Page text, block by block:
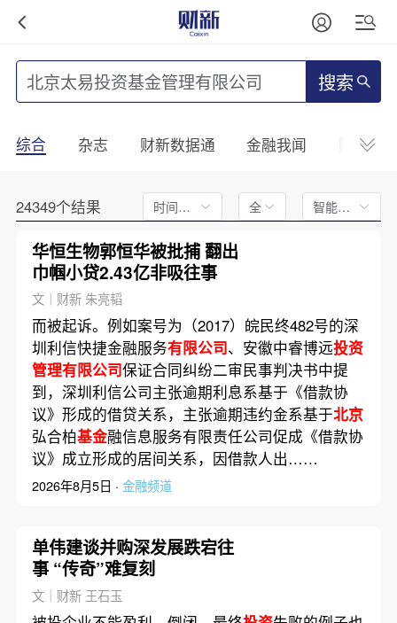
搜索
综合 杂志 财新数据通 金融我闻 财新
24349个结果 时间不限 全文 智能排序
华恒生物郭恒华被批捕 翻出
巾帼小贷2.43亿非吸往事
文｜财新 朱亮韬
而被起诉。例如案号为（2017）皖民终482号的深
圳利信快捷金融服务有限公司、安徽中睿博远投资
管理有限公司保证合同纠纷二审民事判决书中提
到，深圳利信公司主张逾期利息系基于《借款协
议》形成的借贷关系，主张逾期违约金系基于北京
弘合柏基金融信息服务有限责任公司促成《借款协
议》成立形成的居间关系，因借款人出……
2026年8月5日 · 金融频道
单伟建谈并购深发展跌宕往
事 “传奇”难复刻
文｜财新 王石玉